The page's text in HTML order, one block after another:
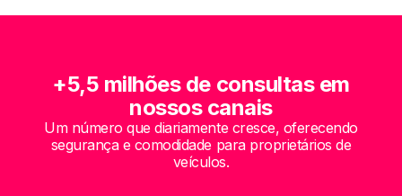
+5,5 milhões de consultas em
nossos canais
Um número que diariamente cresce, oferecendo
segurança e comodidade para proprietários de
veículos.